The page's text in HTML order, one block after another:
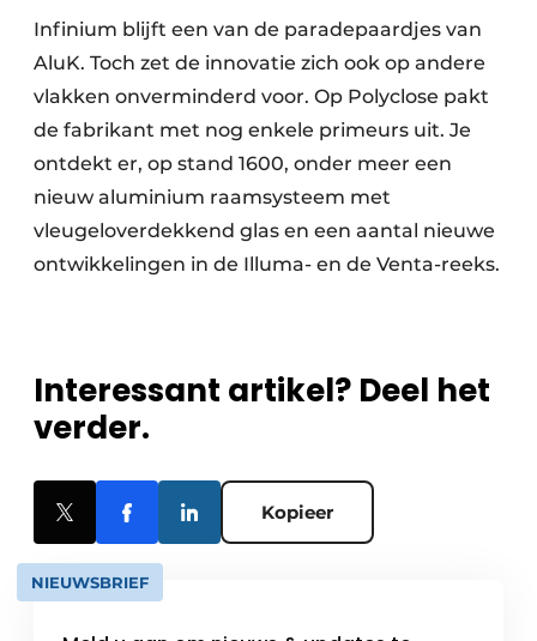
Infinium blijft een van de paradepaardjes van
AluK. Toch zet de innovatie zich ook op andere
vlakken onverminderd voor. Op Polyclose pakt
de fabrikant met nog enkele primeurs uit. Je
ontdekt er, op stand 1600, onder meer een
nieuw aluminium raamsysteem met
vleugeloverdekkend glas en een aantal nieuwe
ontwikkelingen in de Illuma- en de Venta-reeks.
Interessant artikel? Deel het
verder.
Kopieer
NIEUWSBRIEF